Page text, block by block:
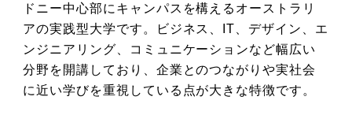
ドニー中心部にキャンパスを構えるオーストラリ
アの実践型大学です。ビジネス、IT、デザイン、エ
ンジニアリング、コミュニケーションなど幅広い
分野を開講しており、企業とのつながりや実社会
に近い学びを重視している点が大きな特徴です。